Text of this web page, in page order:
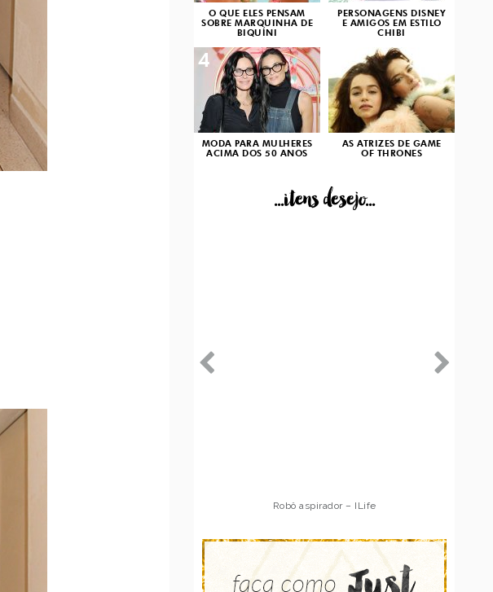
O QUE ELES PENSAM
SOBRE MARQUINHA DE
BIQUÍNI
PERSONAGENS DISNEY
E AMIGOS EM ESTILO
CHIBI
MODA PARA MULHERES
ACIMA DOS 50 ANOS
4
AS ATRIZES DE GAME
OF THRONES
...itens desejo...
Robô aspirador – Multilaser